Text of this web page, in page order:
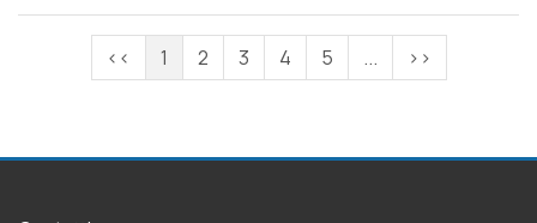
<< 1 2 3 4 5 ... >>